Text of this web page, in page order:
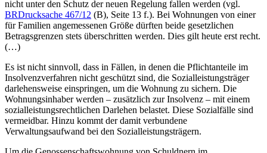
nicht unter den Schutz der neuen Regelung fallen werden (vgl.
BRDrucksache 467/12 (B), Seite 13 f.). Bei Wohnungen von einer
für Familien angemessenen Größe dürften beide gesetzlichen
Betragsgrenzen stets überschritten werden. Dies gilt heute erst recht.
(…)
Es ist nicht sinnvoll, dass in Fällen, in denen die Pflichtanteile im
Insolvenzverfahren nicht geschützt sind, die Sozialleistungsträger
darlehensweise einspringen, um die Wohnung zu sichern. Die
Wohnungsinhaber werden – zusätzlich zur Insolvenz – mit einem
sozialleistungsrechtlichen Darlehen belastet. Diese Sozialfälle sind
vermeidbar. Hinzu kommt der damit verbundene
Verwaltungsaufwand bei den Sozialleistungsträgern.